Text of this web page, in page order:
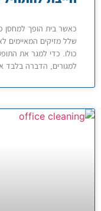
כאשר בית הופך למחסן
שלל מזיקים המאיימים
כולו. כדי למגר את
למגורים, הדברה בלבד